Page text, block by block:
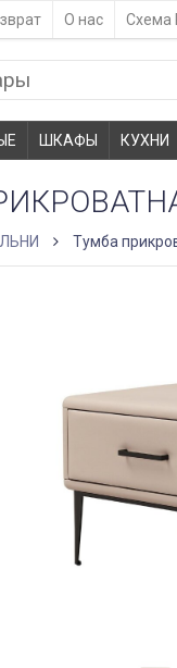
О нас Схема
ШКАФЫ КУХНИ
Тумба